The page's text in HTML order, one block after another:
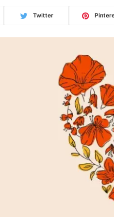
Twitter